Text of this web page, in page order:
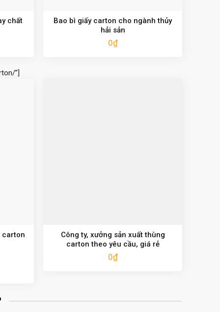
chất
Bao bì giấy carton cho ngành thủy
hải sản
0₫
”]
carton
Công ty, xưởng sản xuất thùng
carton theo yêu cầu, giá rẻ
0₫